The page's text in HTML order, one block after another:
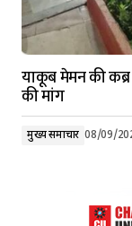
याकूब मेमन की कब्र
की मांग
मुख्य समाचार 08/09/